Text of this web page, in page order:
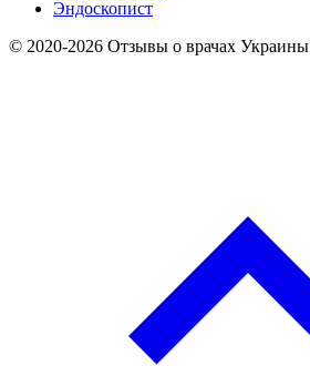
Эндоскопист
© 2020-2026 Отзывы о врачах Украины